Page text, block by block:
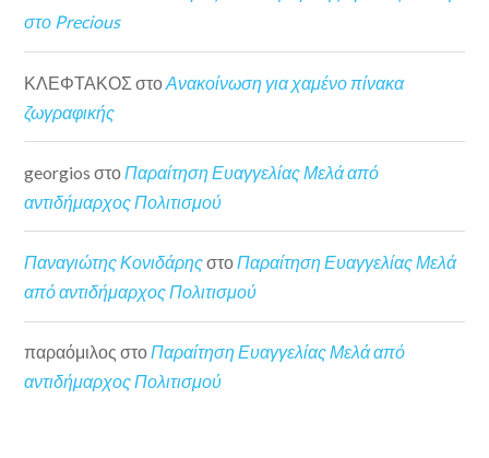
στο Precious
ΚΛΕΦΤΑΚΟΣ στοΑνακοίνωση για χαμένο πίνακα
ζωγραφικής
georgios στοΠαραίτηση Ευαγγελίας Μελά από
αντιδήμαρχος Πολιτισμού
Παναγιώτης ΚονιδάρηςστοΠαραίτηση Ευαγγελίας Μελά
από αντιδήμαρχος Πολιτισμού
παραόμιλος στοΠαραίτηση Ευαγγελίας Μελά από
αντιδήμαρχος Πολιτισμού